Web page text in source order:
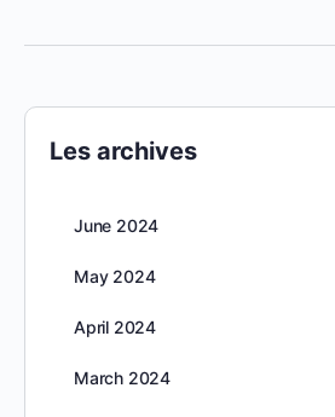
Les archives
June 2024
May 2024
April 2024
March 2024